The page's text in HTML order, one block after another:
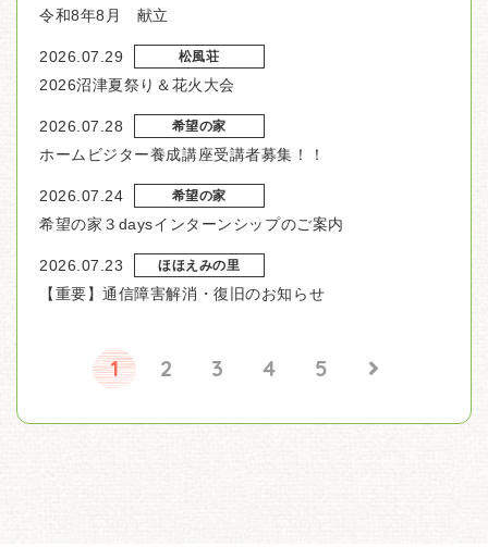
令和8年8月 献立
2026.07.29 松風荘
2026沼津夏祭り＆花火大会
2026.07.28 希望の家
ホームビジター養成講座受講者募集！！
2026.07.24 希望の家
希望の家３daysインターンシップのご案内
2026.07.23 ほほえみの里
【重要】通信障害解消・復旧のお知らせ
1 2 3 4 5